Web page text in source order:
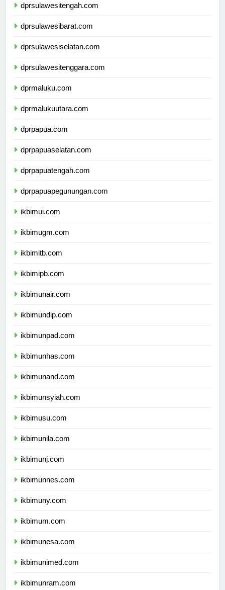
dprsulawesitengah.com
dprsulawesibarat.com
dprsulawesiselatan.com
dprsulawesitenggara.com
dprmaluku.com
dprmalukuutara.com
dprpapua.com
dprpapuaselatan.com
dprpapuatengah.com
dprpapuapegunungan.com
ikbimui.com
ikbimugm.com
ikbimitb.com
ikbimipb.com
ikbimunair.com
ikbimundip.com
ikbimunpad.com
ikbimunhas.com
ikbimunand.com
ikbimunsyiah.com
ikbimusu.com
ikbimunila.com
ikbimunj.com
ikbimunnes.com
ikbimuny.com
ikbimum.com
ikbimunesa.com
ikbimunimed.com
ikbimunram.com